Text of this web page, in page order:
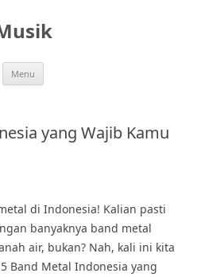
Menu
yang Wajib Kamu
di Indonesia! Kalian pasti
banyaknya band metal
air, bukan? Nah, kali ini kita
Band Metal Indonesia yang